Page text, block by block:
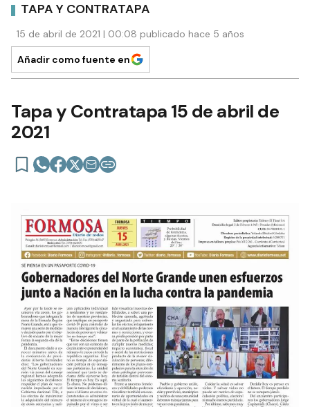
TAPA Y CONTRATAPA
15 de abril de 2021 | 00:08 publicado hace 5 años
Añadir como fuente en
Tapa y Contratapa 15 de abril de
2021